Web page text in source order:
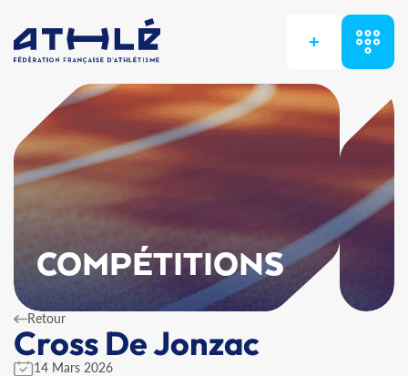
+
COMPÉTITIONS
Retour
Cross De Jonzac
14 Mars 2026